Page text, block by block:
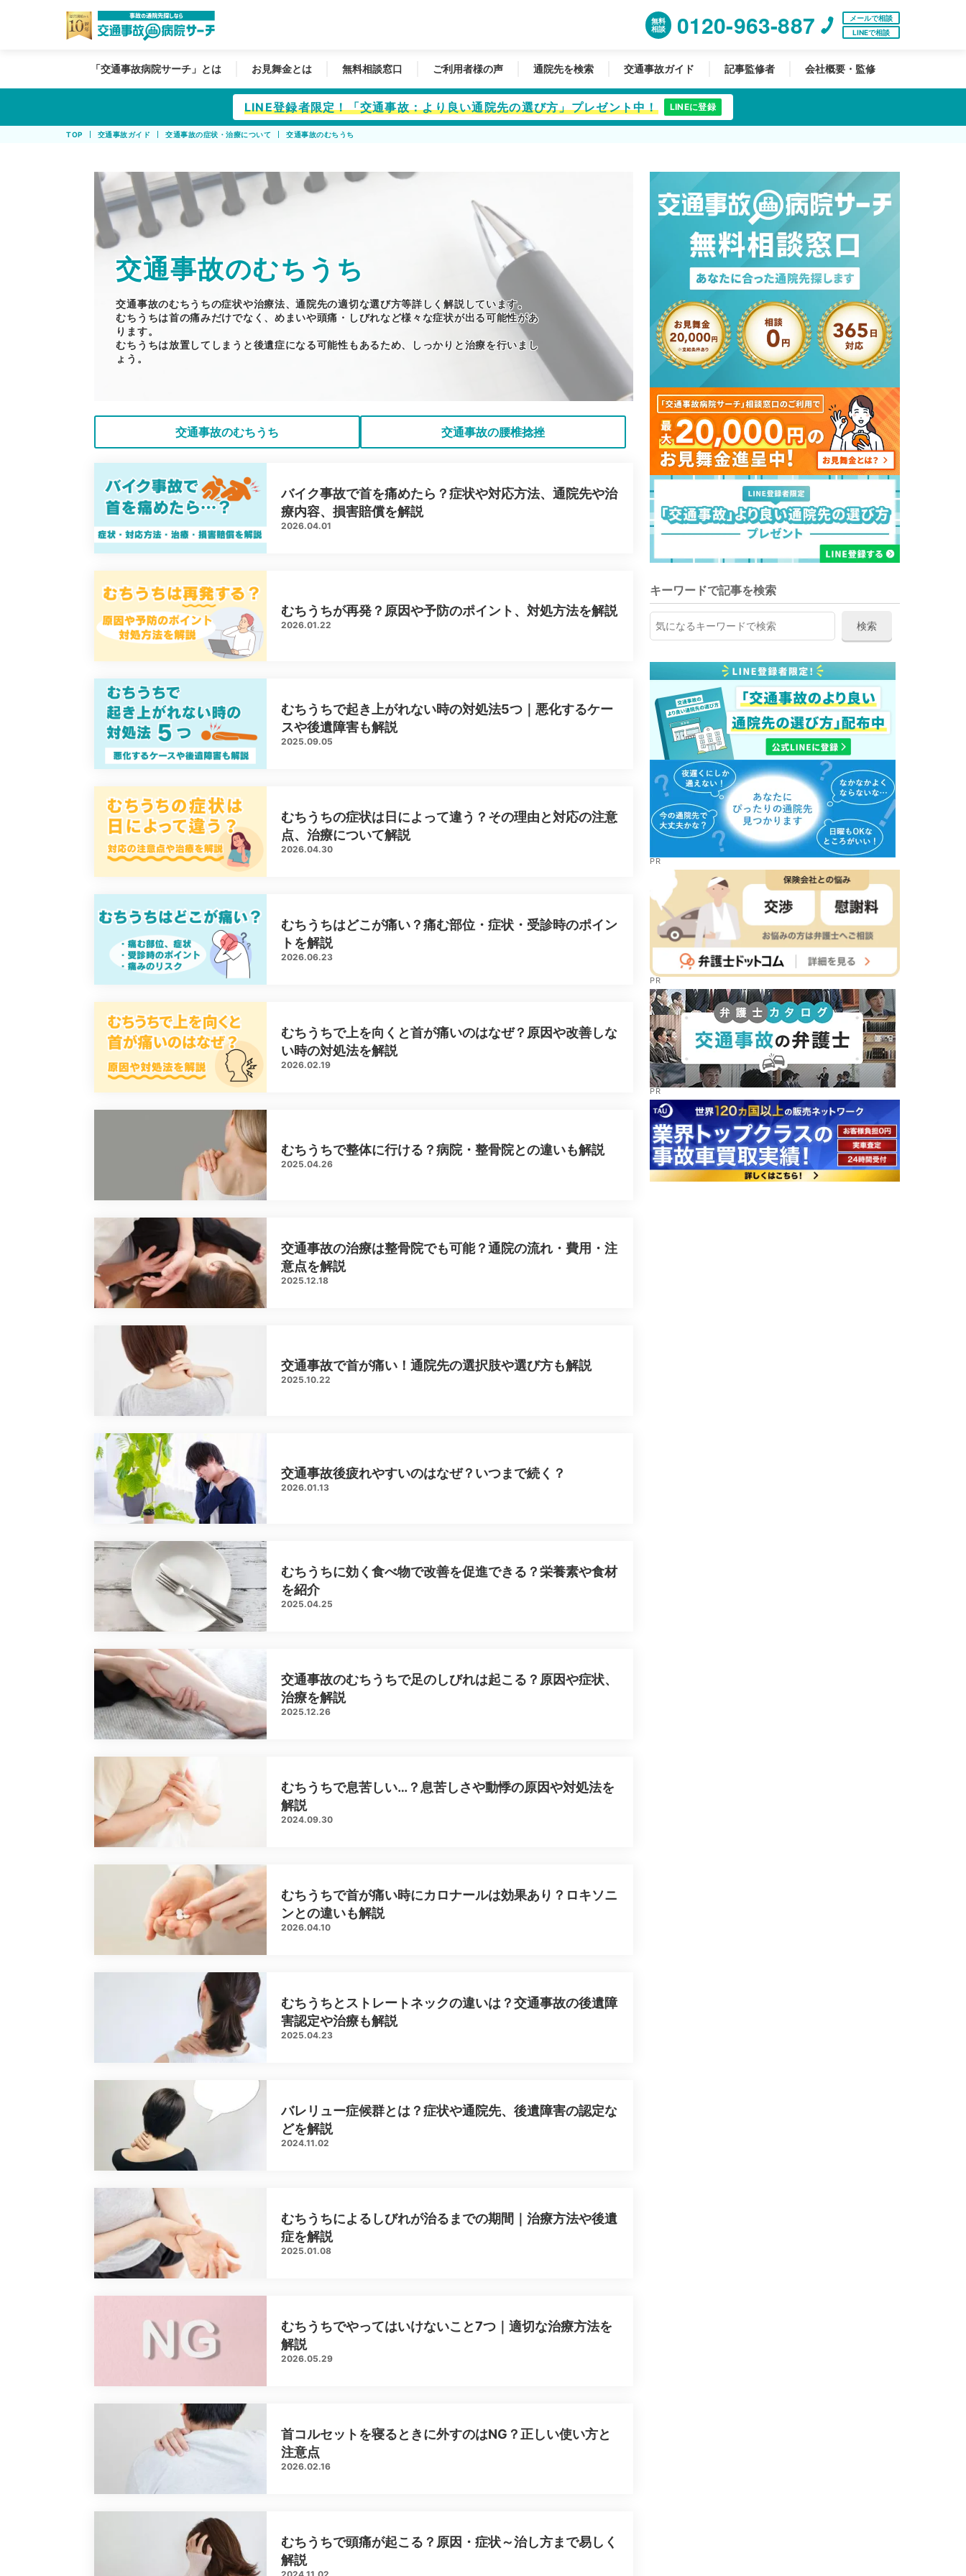
無料
相談
0120-963-887
メールで相談
LINEで相談
「交通事故病院サーチ」とは お見舞金とは 無料相談窓口 ご利用者様の声 通院先を検索 交通事故ガイド 記事監修者 会社概要・監修
LINE登録者限定！「交通事故：より良い通院先の選び方」プレゼント中！ LINEに登録
TOP 交通事故ガイド 交通事故の症状・治療について 交通事故のむちうち
キーワードで記事を検索
交通事故のむちうち
交通事故のむちうちの症状や治療法、通院先の適切な選び方等詳しく解説しています。
むちうちは首の痛みだけでなく、めまいや頭痛・しびれなど様々な症状が出る可能性があ
ります。
むちうちは放置してしまうと後遺症になる可能性もあるため、しっかりと治療を行いまし
ょう。
交通事故のむちうち 交通事故の腰椎捻挫
バイク事故で首を痛めたら？症状や対応方法、通院先や治
療内容、損害賠償を解説
2026.04.01
むちうちが再発？原因や予防のポイント、対処方法を解説
2026.01.22
むちうちで起き上がれない時の対処法5つ｜悪化するケー
スや後遺障害も解説
2025.09.05
むちうちの症状は日によって違う？その理由と対応の注意
点、治療について解説
2026.04.30
むちうちはどこが痛い？痛む部位・症状・受診時のポイン
トを解説
2026.06.23
むちうちで上を向くと首が痛いのはなぜ？原因や改善しな
い時の対処法を解説
2026.02.19
むちうちで整体に行ける？病院・整骨院との違いも解説
2025.04.26
交通事故の治療は整骨院でも可能？通院の流れ・費用・注
意点を解説
2025.12.18
交通事故で首が痛い！通院先の選択肢や選び方も解説
2025.10.22
交通事故後疲れやすいのはなぜ？いつまで続く？
2026.01.13
むちうちに効く食べ物で改善を促進できる？栄養素や食材
を紹介
2025.04.25
交通事故のむちうちで足のしびれは起こる？原因や症状、
治療を解説
2025.12.26
むちうちで息苦しい…？息苦しさや動悸の原因や対処法を
解説
2024.09.30
むちうちで首が痛い時にカロナールは効果あり？ロキソニ
ンとの違いも解説
2026.04.10
むちうちとストレートネックの違いは？交通事故の後遺障
害認定や治療も解説
2025.04.23
バレリュー症候群とは？症状や通院先、後遺障害の認定な
どを解説
2024.11.02
むちうちによるしびれが治るまでの期間｜治療方法や後遺
症を解説
2025.01.08
むちうちでやってはいけないこと7つ｜適切な治療方法を
解説
2026.05.29
首コルセットを寝るときに外すのはNG？正しい使い方と
注意点
2026.02.16
むちうちで頭痛が起こる？原因・症状～治し方まで易しく
解説